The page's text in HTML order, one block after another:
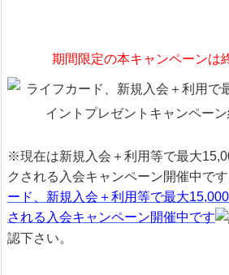
期間限定の本キャンペーンは
※現在は新規入会＋利用等で最大
クされる入会キャンペーン開催中で
ード、新規入会＋利用等で最大
される入会キャンペーン開催中です
認下さい。